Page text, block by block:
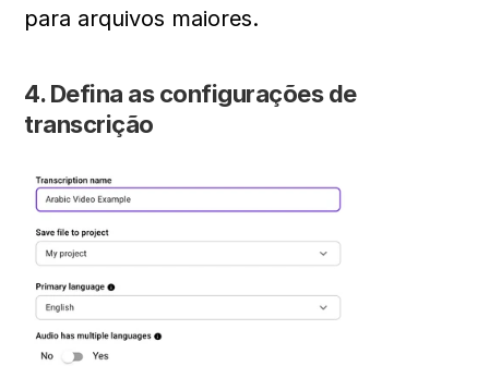
para arquivos maiores.
4. Defina as configurações de
transcrição